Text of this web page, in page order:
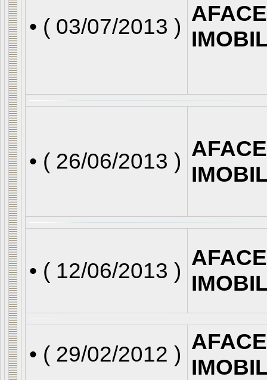
• ( 03/07/2013 )
• ( 26/06/2013 )
• ( 12/06/2013 )
• ( 29/02/2012 )